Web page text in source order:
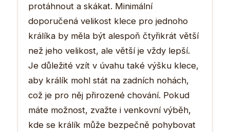
protáhnout a skákat. Minimální
doporučená velikost klece pro jednoho
králíka by měla být alespoň čtyřikrát větší
než jeho velikost, ale větší je vždy lepší.
Je důležité vzít v úvahu také výšku klece,
aby králík mohl stát na zadních nohách,
což je pro něj přirozené chování. Pokud
máte možnost, zvažte i venkovní výběh,
kde se králík může bezpečně pohybovat